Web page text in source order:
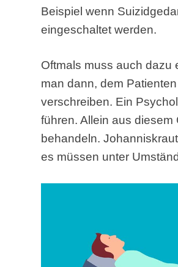
Beispiel wenn
eingeschaltet werden.
Oftmals muss auch dazu
man dann, dem
verschreiben. Ein
führen. Allein aus
behandeln.
es müssen unter